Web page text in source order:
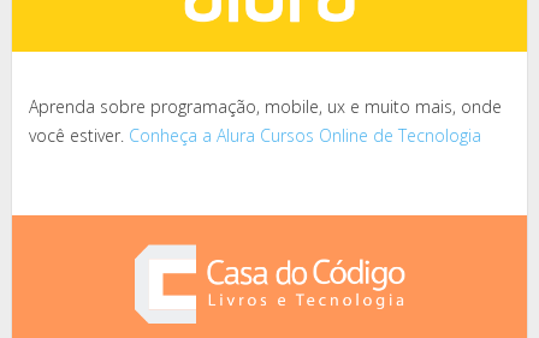
Aprenda sobre programação, mobile, ux e muito mais, onde
você estiver. Conheça a Alura Cursos Online de Tecnologia